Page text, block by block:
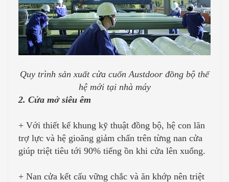
Quy trình sản xuất cửa cuốn Austdoor đồng bộ thế
hệ mới tại nhà máy
2. Cửa mở siêu êm
+ Với thiết kế khung kỹ thuật đồng bộ, hệ con lăn
trợ lực và hệ gioăng giảm chấn trên từng nan cửa
giúp triệt tiêu tới 90% tiếng ồn khi cửa lên xuống.
+ Nan cửa kết cấu vững chắc và ăn khớp nên triệt